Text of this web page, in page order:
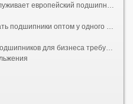
условий эксплуатации. Если ваш бизнес ориентирован на металлургию или горную добычу, подшипники SKF оптом станут незаменимым ресурсом, ведь этот концерн предлагает одни из лучших решений по сопротивлению усталостным разрушениям. В то же время японские технологии NTN и THK дополняют ассортимент, предлагая сверхлегкие и компактные серии для робототехники и автоматических линий.
складе продукцию FAG, SNR, NTN, SKF и THK одновременно. Надежный поставщик подшипников всегда предлагает сертификаты подлинности, оперативную логистику и гарантию на каждую позицию. Это исключает риск простоев производства из-за нехватки расходников и упрощает процесс планирования закупок на квартал или год вперед.
и европейских гигантов SKF/FAG, что позволяет инженерам точно подбирать аналоги для импортного оборудования. В итоге, грамотно выстроенная оптовая цепочка поставок становится конкурентным преимуществом, сокращая издержки и повышая ресурс работы всех механизмов вашего предприятия. Выбирайте комплексные решения и доверяйте только лидерам отрасли!